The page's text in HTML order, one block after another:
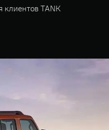
Масштаб
клиентов TANK